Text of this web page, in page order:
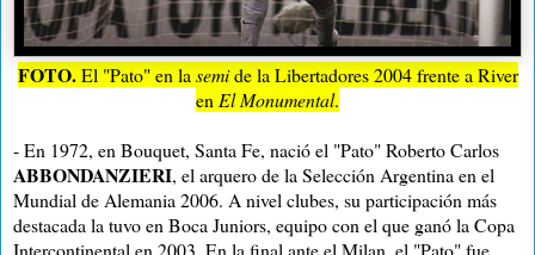
FOTO.El "Pato" en la semide la Libertadores 2004 frente a River
en El Monumental.
- En 1972, en Bouquet, Santa Fe, nació el "Pato" Roberto Carlos
ABBONDANZIERI, el arquero de la Selección Argentina en el
Mundial de Alemania 2006. A nivel clubes, su participación más
destacada la tuvo en Boca Juniors, equipo con el que ganó la Copa
Intercontinental en 2003. En la final ante el Milan, el "Pato" fue